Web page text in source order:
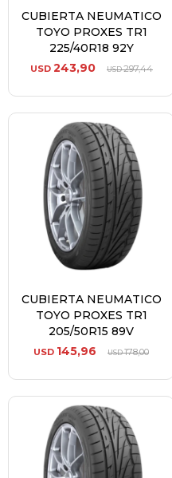
CUBIERTA NEUMATICO
TOYO PROXES TR1
225/40R18 92Y
USD 243,90 USD297,44
CUBIERTA NEUMATICO
TOYO PROXES TR1
205/50R15 89V
USD 145,96 USD178,00